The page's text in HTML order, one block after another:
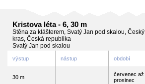
Kristova léta - 6, 30 m
Stěna za klášterem, Svatý Jan pod skalou, Český
kras, Česká republika
Svatý Jan pod skalou
výstup nástup období
30 m
červenec až
prosinec